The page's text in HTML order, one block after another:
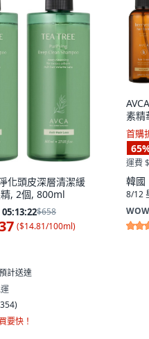
化頭皮深層清潔緩
, 2個, 800ml
05:13:21$658
($14.81/100ml)
計送達
354)
要快！
素精
首購
65
運費
韓國
8/12